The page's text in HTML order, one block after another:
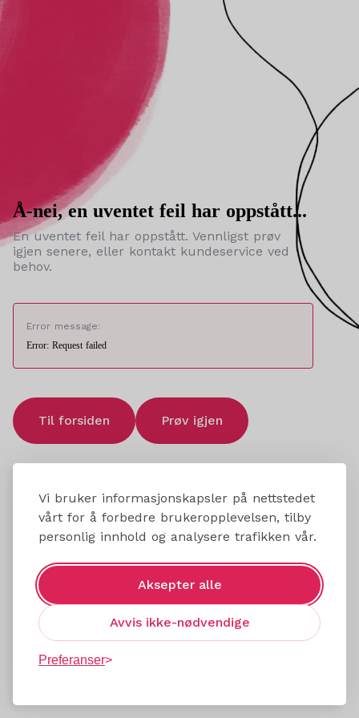
Vi bruker informasjonskapsler på nettstedet
vårt for å forbedre brukeropplevelsen, tilby
personlig innhold og analysere trafikken vår.
Aksepter alle
Avvis ikke-nødvendige
Preferanser
Å-nei, en uventet feil har oppstått...
En uventet feil har oppstått. Vennligst prøv
igjen senere, eller kontakt kundeservice ved
behov.
Error message:
Error: Request failed
Til forsiden Prøv igjen